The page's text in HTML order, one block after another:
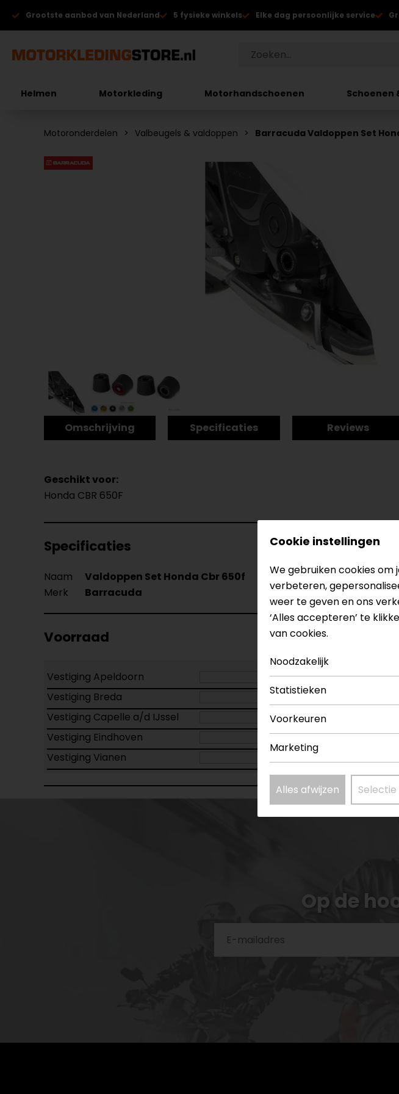
Grootste aanbod van Nederland 5 fysieke winkels Elke dag persoonlijke service
Helmen Motorkleding Motorhandschoenen Schoenen
Motoronderdelen Valbeugels & valdoppen Barracuda Valdoppen Set
Omschrijving Specificaties Reviews
Geschikt voor:
Honda CBR 650F
Specificaties
Naam Valdoppen Set Honda Cbr 650f
Merk
Barracuda
Voorraad
Vestiging Apeldoorn
Vestiging Breda
Vestiging Capelle a/d IJssel
Vestiging Eindhoven
Vestiging Vianen
Op de
Cookie instellingen
We gebruiken cookies
verbeteren,
weer te geven en ons
‘Alles accepteren’ te
van cookies.
Noodzakelijk
Statistieken
Voorkeuren
Marketing
Alles afwijzen